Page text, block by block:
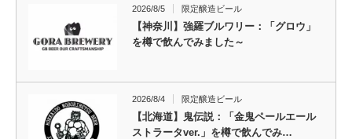
2026/8/5 限定醸造ビール
【神奈川】強羅ブルワリー：「グロウ」
を樽で飲んでみました～
2026/8/4 限定醸造ビール
【北海道】鬼伝説：「金鬼ペールエール
ストラータver.」を樽で飲んでみ…